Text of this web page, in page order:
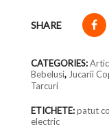
SHARE
CATEGORIES:
Bebelusi, Jucarii
Tarcuri
ETICHETE:patut
electric